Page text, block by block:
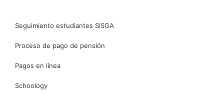
Seguimiento estudiantes SISGA
Proceso de pago de pensión
Pagos en línea
Schoology